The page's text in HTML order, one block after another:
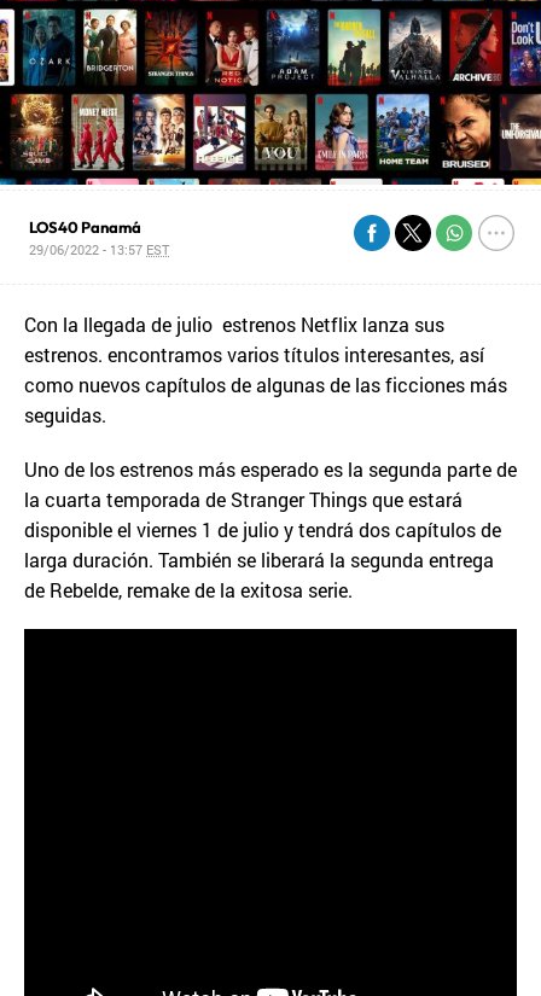
LOS40 Panamá
29/06/2022 - 13:57 EST
Con la llegada de julio estrenos Netflix lanza sus
estrenos. encontramos varios títulos interesantes, así
como nuevos capítulos de algunas de las ficciones más
seguidas.
Uno de los estrenos más esperado es la segunda parte de
la cuarta temporada de Stranger Things que estará
disponible el viernes 1 de julio y tendrá dos capítulos de
larga duración. También se liberará la segunda entrega
de Rebelde, remake de la exitosa serie.